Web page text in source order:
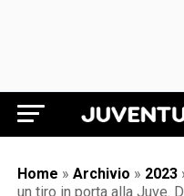
Home » Archivio » 2023
un tiro in porta alla Juve.